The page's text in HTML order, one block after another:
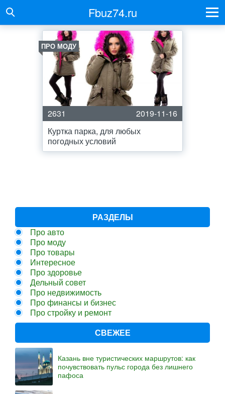
Fbuz74.ru
ПРО МОДУ
2631
2019-11-16
Куртка парка, для любых
погодных условий
РАЗДЕЛЫ
Про авто
Про моду
Про товары
Интересное
Про здоровье
Дельный совет
Про недвижимость
Про финансы и бизнес
Про стройку и ремонт
СВЕЖЕЕ
Казань вне туристических маршрутов: как
почувствовать пульс города без лишнего
пафоса